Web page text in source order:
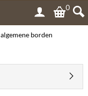
0
algemene borden